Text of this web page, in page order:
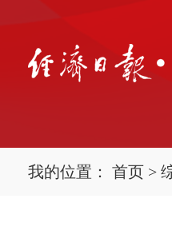
我的位置： 首页 >